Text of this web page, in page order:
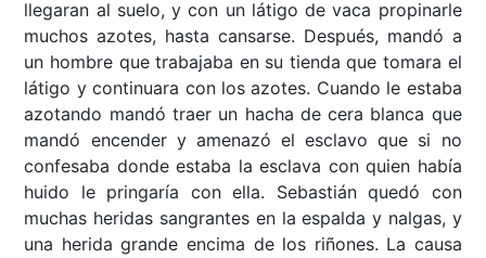
llegaran al suelo, y con un látigo de vaca propinarle
muchos azotes, hasta cansarse. Después, mandó a
un hombre que trabajaba en su tienda que tomara el
látigo y continuara con los azotes. Cuando le estaba
azotando mandó traer un hacha de cera blanca que
mandó encender y amenazó el esclavo que si no
confesaba donde estaba la esclava con quien había
huido le pringaría con ella. Sebastián quedó con
muchas heridas sangrantes en la espalda y nalgas, y
una herida grande encima de los riñones. La causa